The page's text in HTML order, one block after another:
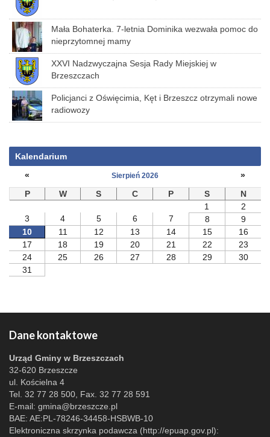
Mała Bohaterka. 7-letnia Dominika wezwała pomoc do
nieprzytomnej mamy
XXVI Nadzwyczajna Sesja Rady Miejskiej w
Brzeszczach
Policjanci z Oświęcimia, Kęt i Brzeszcz otrzymali nowe
radiowozy
Kalendarium
«
Sierpień 2026
»
P
W S C P S
N
1
2
3
4 5 6 7 8
9
10
11 12 13 14 15
16
17
18 19 20 21 22
23
24
25 26 27 28 29
30
31
Dane kontaktowe
Urząd Gminy w Brzeszczach
32-620 Brzeszcze
ul. Kościelna 4
Tel. 32 77 28 500, Fax. 32 77 28 591
E-mail: gmina@brzeszcze.pl
BAE: AE:PL-78246-34458-HSBWB-10
Elektroniczna skrzynka podawcza (http://epuap.gov.pl):